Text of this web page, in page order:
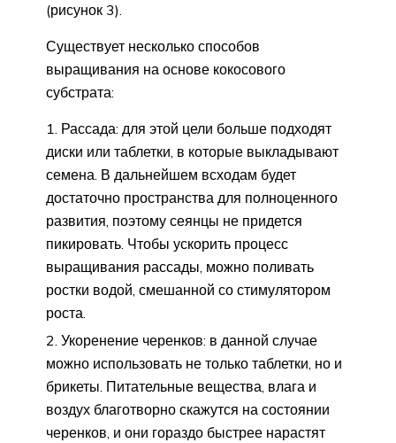
(рисунок 3).
Существует несколько способов
выращивания на основе кокосового
субстрата:
Рассада: для этой цели больше подходят
диски или таблетки, в которые выкладывают
семена. В дальнейшем всходам будет
достаточно пространства для полноценного
развития, поэтому сеянцы не придется
пикировать. Чтобы ускорить процесс
выращивания рассады, можно поливать
ростки водой, смешанной со стимулятором
роста.
Укоренение черенков: в данной случае
можно использовать не только таблетки, но и
брикеты. Питательные вещества, влага и
воздух благотворно скажутся на состоянии
черенков, и они гораздо быстрее нарастят